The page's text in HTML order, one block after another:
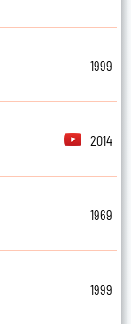
1999
2014
1969
1999